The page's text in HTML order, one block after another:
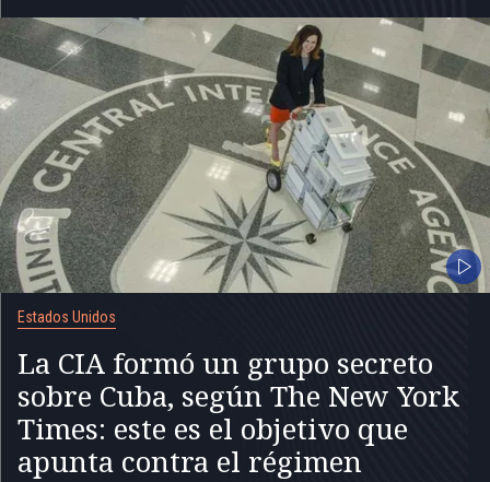
Estados Unidos
La CIA formó un grupo secreto
sobre Cuba, según The New York
Times: este es el objetivo que
apunta contra el régimen